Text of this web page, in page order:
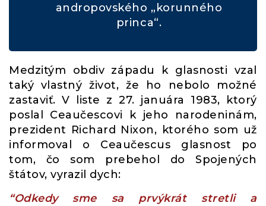
andropovského „korunného
princa“.
Medzitým obdiv západu k glasnosti vzal
taký vlastný život, že ho nebolo možné
zastaviť. V liste z 27. januára 1983, ktorý
poslal Ceaučescovi k jeho narodeninám,
prezident Richard Nixon, ktorého som už
informoval o Ceaučescus glasnost po
tom, čo som prebehol do Spojených
štátov, vyrazil dych:
“Odkedy sme sa prvýkrát stretli a